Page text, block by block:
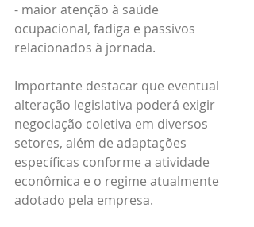
- maior atenção à saúde
ocupacional, fadiga e passivos
relacionados à jornada.
Importante destacar que eventual
alteração legislativa poderá exigir
negociação coletiva em diversos
setores, além de adaptações
específicas conforme a atividade
econômica e o regime atualmente
adotado pela empresa.